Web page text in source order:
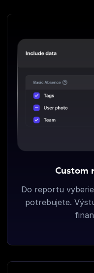
Custom
Do reportu
potrebujete.